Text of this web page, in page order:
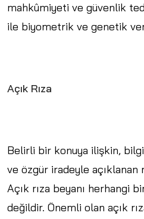
mahkûmiyeti ve güvenlik
ile biyometrik ve genetik
Açık Rıza
Belirli bir konuya ilişkin,
ve özgür iradeyle açıklanan
Açık rıza beyanı herhangi
değildir. Önemli olan açık